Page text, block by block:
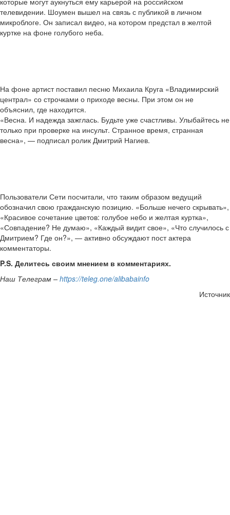
телевидении. Шоумен вышел на связь с публикой в личном
микроблоге. Он записал видео, на котором предстал в желтой
куртке на фоне голубого неба.
На фоне артист поставил песню Михаила Круга «Владимирский
централ» со строчками о приходе весны. При этом он не
объяснил, где находится.
«Весна. И надежда зажглась. Будьте уже счастливы. Улыбайтесь не
только при проверке на инсульт. Странное время, странная
весна», — подписал ролик Дмитрий Нагиев.
Пользователи Сети посчитали, что таким образом ведущий
обозначил свою гражданскую позицию. «Больше нечего скрывать»,
«Красивое сочетание цветов: голубое небо и желтая куртка»,
«Совпадение? Не думаю», «Каждый видит свое», «Что случилось с
Дмитрием? Где он?», — активно обсуждают пост актера
комментаторы.
P.S. Делитесь своим мнением в комментариях.
Наш Телеграм – https://teleg.one/alibabainfo
Источник